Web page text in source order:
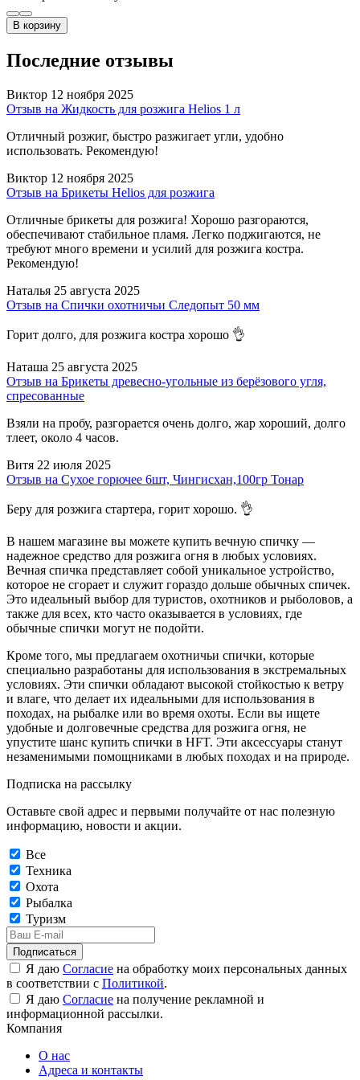
В корзину
Последние отзывы
Виктор 12 ноября 2025
Отзыв на Жидкость для розжига Helios 1 л
Отличный розжиг, быстро разжигает угли, удобно
использовать. Рекомендую!
Виктор 12 ноября 2025
Отзыв на Брикеты Helios для розжига
Отличные брикеты для розжига! Хорошо разгораются,
обеспечивают стабильное пламя. Легко поджигаются, не
требуют много времени и усилий для розжига костра.
Рекомендую!
Наталья 25 августа 2025
Отзыв на Спички охотничьи Следопыт 50 мм
Горит долго, для розжига костра хорошо 👌
Наташа 25 августа 2025
Отзыв на Брикеты древесно-угольные из берёзового угля,
спресованные
Взяли на пробу, разгорается очень долго, жар хороший, долго
тлеет, около 4 часов.
Витя 22 июля 2025
Отзыв на Сухое горючее 6шт, Чингисхан,100гр Тонар
Беру для розжига стартера, горит хорошо. 👌
В нашем магазине вы можете купить вечную спичку —
надежное средство для розжига огня в любых условиях.
Вечная спичка представляет собой уникальное устройство,
которое не сгорает и служит гораздо дольше обычных спичек.
Это идеальный выбор для туристов, охотников и рыболовов, а
также для всех, кто часто оказывается в условиях, где
обычные спички могут не подойти.
Кроме того, мы предлагаем охотничьи спички, которые
специально разработаны для использования в экстремальных
условиях. Эти спички обладают высокой стойкостью к ветру
и влаге, что делает их идеальными для использования в
походах, на рыбалке или во время охоты. Если вы ищете
удобные и долговечные средства для розжига огня, не
упустите шанс купить спички в HFT. Эти аксессуары станут
незаменимыми помощниками в любых походах и на природе.
Подписка на рассылку
Оставьте свой адрес и первыми получайте от нас полезную
информацию, новости и акции.
Все
Техника
Охота
Рыбалка
Туризм
Подписаться
Я даю Согласие на обработку моих персональных данных
в соответствии с Политикой.
Я даю Согласие на получение рекламной и
информационной рассылки.
Компания
О нас
Адреса и контакты